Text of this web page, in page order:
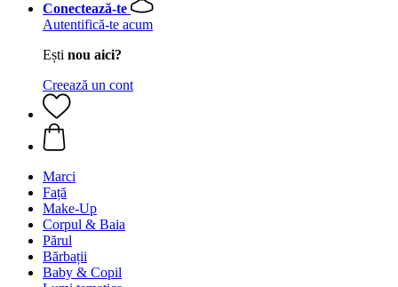
Conectează-te
Autentifică-te acum
Ești nou aici?
Creează un cont
Marci
Față
Make-Up
Corpul & Baia
Părul
Bărbații
Baby & Copil